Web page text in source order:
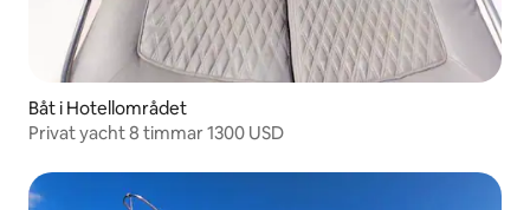
Båt i Hotellområdet
Privat yacht 8 timmar 1300 USD